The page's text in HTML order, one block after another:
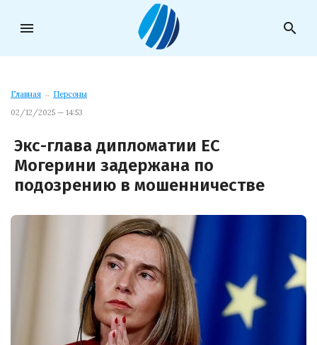
menu search
Главная → Персоны
02/12/2025 — 14:53
Экс-глава дипломатии ЕС
Могерини задержана по
подозрению в мошенничестве